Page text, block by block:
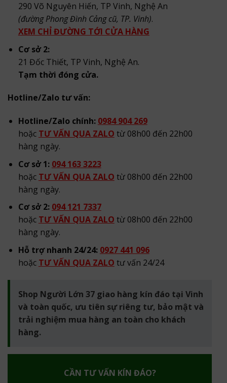
290 Võ Nguyên Hiến, TP Vinh, Nghệ An
(đường Phong Đình Cảng cũ, TP. Vinh).
XEM CHỈ ĐƯỜNG TỚI CỬA HÀNG
Cơ sở 2:
21 Đốc Thiết, TP Vinh, Nghệ An.
Tạm thời đóng cửa.
Hotline/Zalo tư vấn:
Hotline/Zalo chính: 0984 904 269
hoặc TƯ VẤN QUA ZALO từ 08h00 đến 22h00
hàng ngày.
Cơ sở 1: 094 163 3223
hoặc TƯ VẤN QUA ZALO từ 08h00 đến 22h00
hàng ngày.
Cơ sở 2: 094 121 7337
hoặc TƯ VẤN QUA ZALO từ 08h00 đến 22h00
hàng ngày.
Hỗ trợ nhanh 24/24: 0927 441 096
hoặc TƯ VẤN QUA ZALO tư vấn 24/24
Shop Người Lớn 37 giao hàng kín đáo tại Vinh
và toàn quốc, ưu tiên sự riêng tư, bảo mật và
trải nghiệm mua hàng an toàn cho khách
hàng.
CẦN TƯ VẤN KÍN ĐÁO?